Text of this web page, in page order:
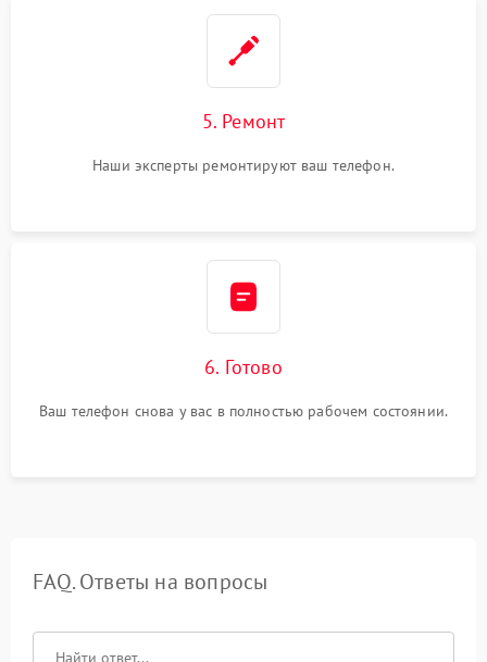
5. Ремонт
Наши эксперты ремонтируют ваш телефон.
6. Готово
Ваш телефон снова у вас в полностью рабочем состоянии.
FAQ. Ответы на вопросы